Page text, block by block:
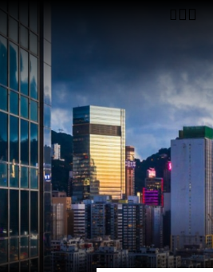
開啟行